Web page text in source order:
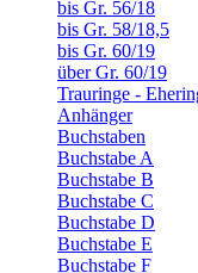
bis Gr. 56/18
bis Gr. 58/18,5
bis Gr. 60/19
über Gr. 60/19
Trauringe -
Anhänger
Buchstaben
Buchstabe A
Buchstabe B
Buchstabe C
Buchstabe D
Buchstabe E
Buchstabe F